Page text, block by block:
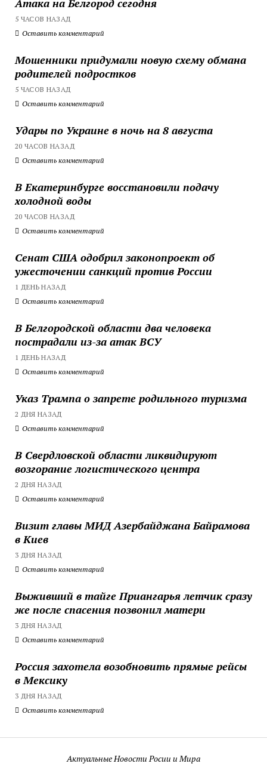
5 ЧАСОВ НАЗАД
Оставить комментарий
Мошенники придумали новую схему обмана
родителей подростков
5 ЧАСОВ НАЗАД
Оставить комментарий
Удары по Украине в ночь на 8 августа
20 ЧАСОВ НАЗАД
Оставить комментарий
В Екатеринбурге восстановили подачу
холодной воды
20 ЧАСОВ НАЗАД
Оставить комментарий
Сенат США одобрил законопроект об
ужесточении санкций против России
1 ДЕНЬ НАЗАД
Оставить комментарий
В Белгородской области два человека
пострадали из-за атак ВСУ
1 ДЕНЬ НАЗАД
Оставить комментарий
Указ Трампа о запрете родильного туризма
2 ДНЯ НАЗАД
Оставить комментарий
В Свердловской области ликвидируют
возгорание логистического центра
2 ДНЯ НАЗАД
Оставить комментарий
Визит главы МИД Азербайджана Байрамова
в Киев
3 ДНЯ НАЗАД
Оставить комментарий
Выживший в тайге Приангарья летчик сразу
же после спасения позвонил матери
3 ДНЯ НАЗАД
Оставить комментарий
Россия захотела возобновить прямые рейсы
в Мексику
3 ДНЯ НАЗАД
Оставить комментарий
Актуальные Новости Росии и Мира